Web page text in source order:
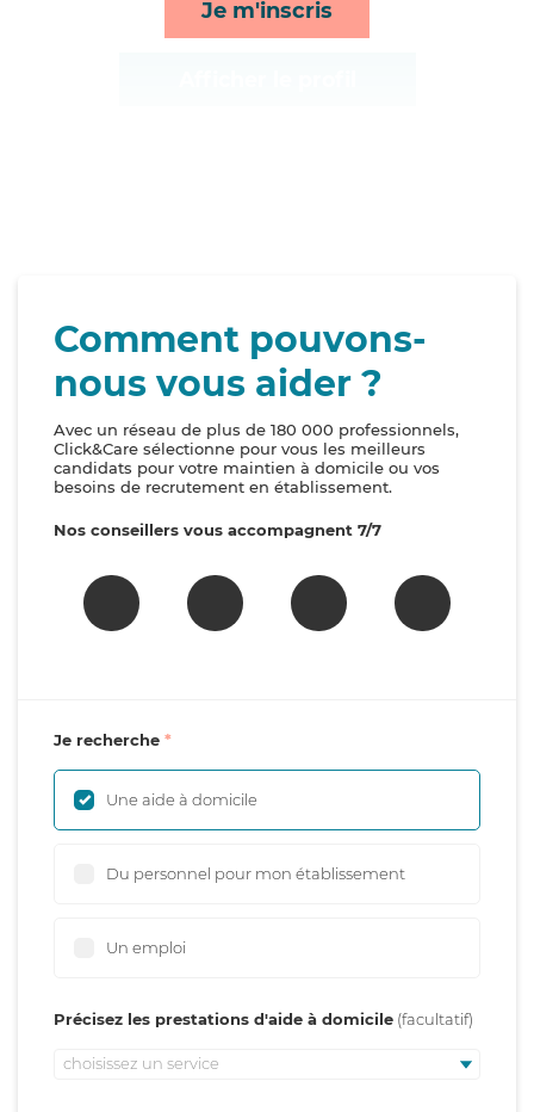
Je m'inscris
Comment pouvons-
nous vous aider ?
Avec un réseau de plus de 180 000 professionnels,
Click&Care sélectionne pour vous les meilleurs
candidats pour votre maintien à domicile ou vos
besoins de recrutement en établissement.
Nos conseillers vous accompagnent 7/7
Je recherche
Une aide à domicile
Du personnel pour mon établissement
Un emploi
Précisez les prestations d'aide à domicile
choisissez un service